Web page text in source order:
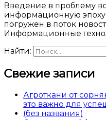
Введение в проблему восприятия новостей в
информационную
погружен в поток
Информационные
Найти:
Свежие записи
Агроткани от
это важно для
(без названия)